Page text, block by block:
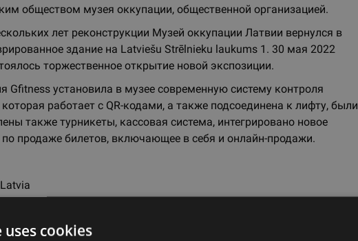
обществом музея оккупации, общественной организацией.
лет реконструкции Музей оккупации Латвии вернулся в
здание на Latviešu Strēlnieku laukums 1. 30 мая 2022
торжественное открытие новой экспозиции.
Gfitness установила в музее современную систему контроля
которая работает с QR-кодами, а также подсоединена к лифту, были
также турникеты, кассовая система, интегрировано новое
продаже билетов, включающее в себя и онлайн-продажи.
cookies